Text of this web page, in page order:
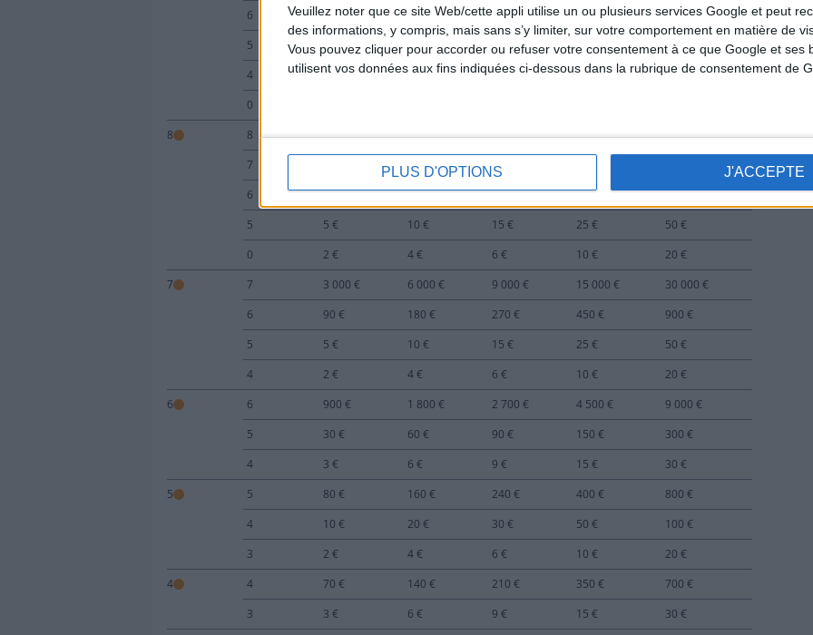
Veuillez noter que ce site Web/cette appli utilise un ou plusieurs services Google et peut
des informations, y compris, mais sans s’y limiter, sur votre comportement en matière de
Vous pouvez cliquer pour accorder ou refuser votre consentement à ce que Google et ses
utilisent vos données aux fins indiquées ci-dessous dans la rubrique de consentement de
PLUS D'OPTIONS J'ACCEPTE
6
8 € 16 € 24 € 40 €
80 €
5
2 € 4 € 6 € 10 €
20 €
4
1 € 2 € 3 € 5 €
10 €
0
8
8 8 000 € 16 000 € 24 000 € 40 000 €
80 000 €
7
200 € 300 €
6
30 € 60 € 90 € 150 €
300 €
5
5 € 10 € 15 € 25 €
50 €
0
2 € 4 € 6 € 10 €
20 €
7
7 3 000 € 6 000 € 9 000 € 15 000 €
30 000 €
6
90 € 180 € 270 € 450 €
900 €
5
5 € 10 € 15 € 25 €
50 €
4
2 € 4 € 6 € 10 €
20 €
6
6 900 € 1 800 € 2 700 € 4 500 €
9 000 €
5
30 € 60 € 90 € 150 €
300 €
4
3 € 6 € 9 € 15 €
30 €
5
5 80 € 160 € 240 € 400 €
800 €
4
10 € 20 € 30 € 50 €
100 €
3
2 € 4 € 6 € 10 €
20 €
4
4 70 € 140 € 210 € 350 €
700 €
3
3 € 6 € 9 € 15 €
30 €